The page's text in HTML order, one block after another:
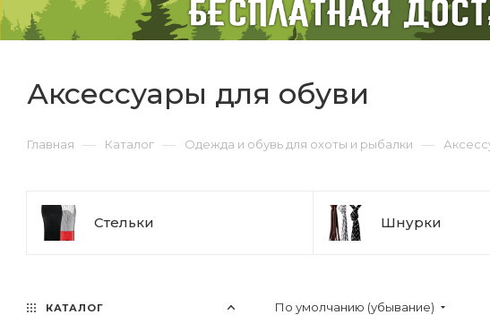
Аксессуары для обуви
Главная — Каталог — Одежда и обувь для охоты и рыбалки —
Стельки Шнурки
По умолчанию (убывание)
КАТАЛОГ